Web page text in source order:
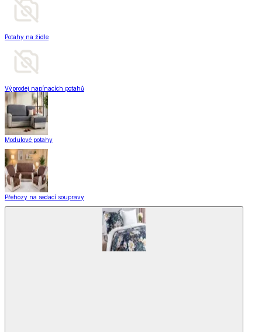
Potahy na židle
Výprodej napínacích potahů
Modulové potahy
Přehozy na sedací soupravy